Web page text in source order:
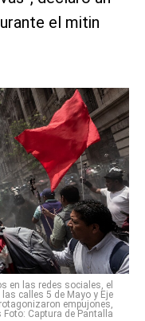
el mitin
en las redes sociales, el
calles 5 de Mayo y Eje
empujones,
Captura de Pantalla